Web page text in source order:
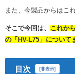
また、今製品からはこ
そこで今回は、 これか
の「HV-L75」について
目次 [非表示]